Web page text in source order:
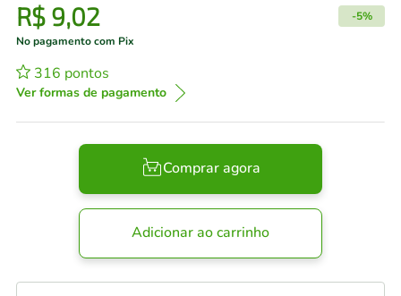
R$ 9,02 -5%
No pagamento com Pix
316 pontos
Ver formas de pagamento
Comprar agora
Adicionar ao carrinho